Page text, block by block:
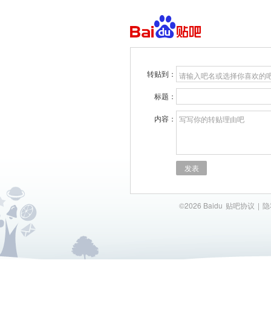
转贴到： 请输入吧名或选择你喜欢的
标题：
内容： 写写你的转贴理由吧
发表
©2026 Baidu 贴吧协议 |